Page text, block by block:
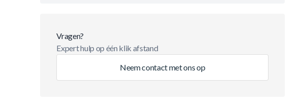
Vragen?
Expert hulp op één klik afstand
Neem contact met ons op